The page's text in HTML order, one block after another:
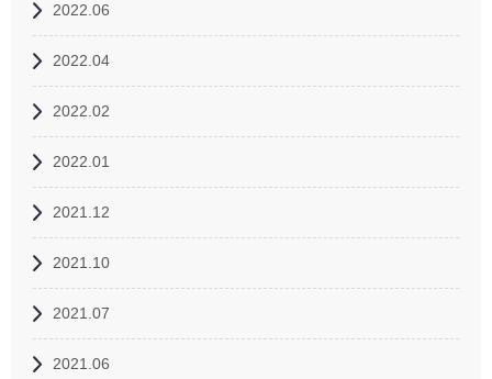
2022.06
2022.04
2022.02
2022.01
2021.12
2021.10
2021.07
2021.06